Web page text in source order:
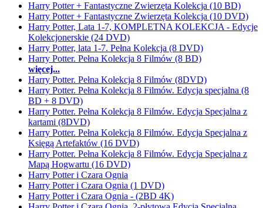
Harry Potter + Fantastyczne Zwierzęta Kolekcja (10 BD)
Harry Potter + Fantastyczne Zwierzęta Kolekcja (10 DVD)
Harry Potter, Lata 1-7, KOMPLETNA KOLEKCJA - Edycje
Kolekcjonerskie (24 DVD)
Harry Potter, lata 1-7. Pełna Kolekcja (8 DVD)
Harry Potter. Pełna Kolekcja 8 Filmów (8 BD)
więcej...
Harry Potter. Pełna Kolekcja 8 Filmów (8DVD)
Harry Potter. Pełna Kolekcja 8 Filmów. Edycja specjalna (8
BD + 8 DVD)
Harry Potter. Pełna Kolekcja 8 Filmów. Edycja Specjalna z
kartami (8DVD)
Harry Potter. Pełna Kolekcja 8 Filmów. Edycja Specjalna z
Księgą Artefaktów (16 DVD)
Harry Potter. Pełna Kolekcja 8 Filmów. Edycja Specjalna z
Mapą Hogwartu (16 DVD)
Harry Potter i Czara Ognia
Harry Potter i Czara Ognia (1 DVD)
Harry Potter i Czara Ognia - (2BD 4K)